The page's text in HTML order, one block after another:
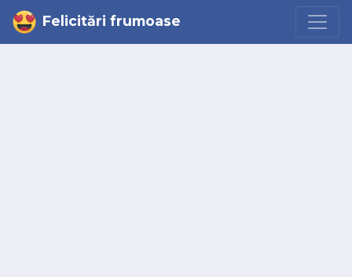
Felicitări frumoase